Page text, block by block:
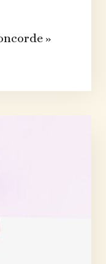
»